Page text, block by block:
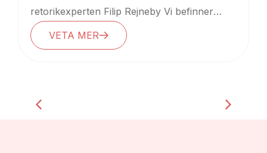
retorikexperten Filip Rejneby Vi befinner
oss...VETA MER